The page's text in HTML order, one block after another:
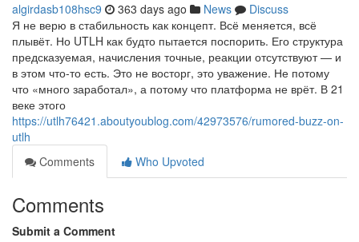
algirdasb108hsc9 363 days ago News
Discuss
Я не верю в стабильность как концепт. Всё меняется, всё
плывёт. Но UTLH как будто пытается поспорить. Его структура
предсказуемая, начисления точные, реакции отсутствуют — и
в этом что-то есть. Это не восторг, это уважение. Не потому
что «много заработал», а потому что платформа не врёт. В 21
веке этого
https://utlh76421.aboutyoublog.com/42973576/rumored-buzz-on-
utlh
Comments
Who Upvoted
Comments
Submit a Comment